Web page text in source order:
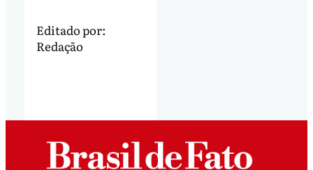
Editado por:
Redação